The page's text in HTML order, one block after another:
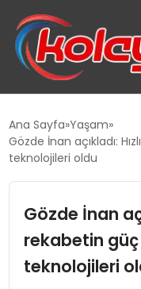
SUWEN’IN
TANYER YAPI
BÜYÜTTÜ
TOROSLAR’DA
Ana Sayfa Yaşam
Gözde İnan açıkladı:
teknolojileri oldu
Gözde İnan
rekabetin güç
teknolojileri